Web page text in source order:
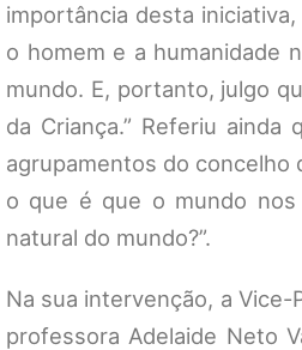
importância desta
o homem e a humanidade
mundo. E, portanto, julgo
da Criança.” Referiu
agrupamentos do concelho
o que é que o mundo
natural do mundo?”.
Na sua intervenção, a
professora Adelaide Neto